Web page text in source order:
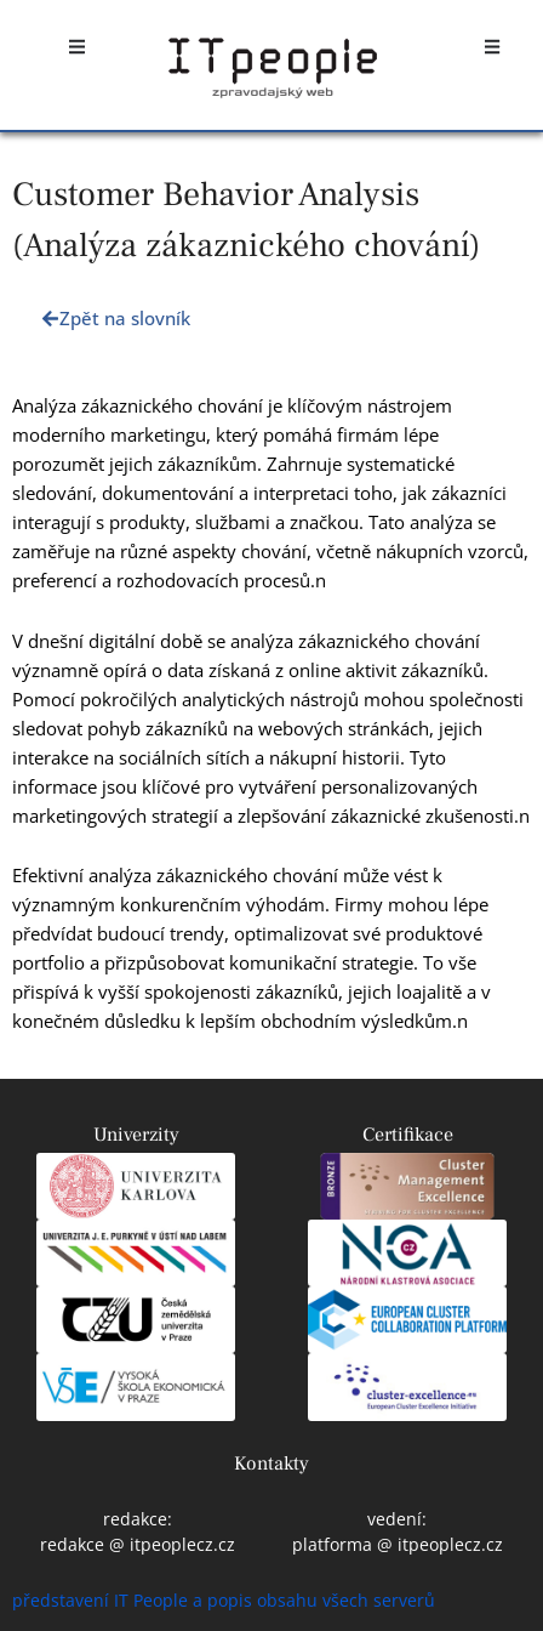
Open Open
Customer Behavior Analysis
(Analýza zákaznického chování)
Zpět na slovník
Analýza zákaznického chování je klíčovým nástrojem
moderního marketingu, který pomáhá firmám lépe
porozumět jejich zákazníkům. Zahrnuje systematické
sledování, dokumentování a interpretaci toho, jak zákazníci
interagují s produkty, službami a značkou. Tato analýza se
zaměřuje na různé aspekty chování, včetně nákupních vzorců,
preferencí a rozhodovacích procesů.n
V dnešní digitální době se analýza zákaznického chování
významně opírá o data získaná z online aktivit zákazníků.
Pomocí pokročilých analytických nástrojů mohou společnosti
sledovat pohyb zákazníků na webových stránkách, jejich
interakce na sociálních sítích a nákupní historii. Tyto
informace jsou klíčové pro vytváření personalizovaných
marketingových strategií a zlepšování zákaznické zkušenosti.n
Efektivní analýza zákaznického chování může vést k
významným konkurenčním výhodám. Firmy mohou lépe
předvídat budoucí trendy, optimalizovat své produktové
portfolio a přizpůsobovat komunikační strategie. To vše
přispívá k vyšší spokojenosti zákazníků, jejich loajalitě a v
konečném důsledku k lepším obchodním výsledkům.n
Univerzity Certifikace
Kontakty
redakce:
redakce @ itpeoplecz.cz
vedení:
platforma @ itpeoplecz.cz
představení IT People a popis obsahu všech serverů